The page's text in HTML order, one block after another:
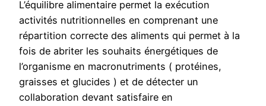
L’équilibre alimentaire permet la exécution
activités nutritionnelles en comprenant une
répartition correcte des aliments qui permet à la
fois de abriter les souhaits énergétiques de
l’organisme en macronutriments ( protéines,
graisses et glucides ) et de détecter un
collaboration devant satisfaire en